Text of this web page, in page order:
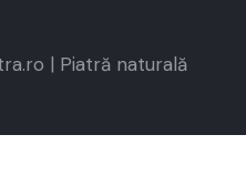
| Piatră naturală